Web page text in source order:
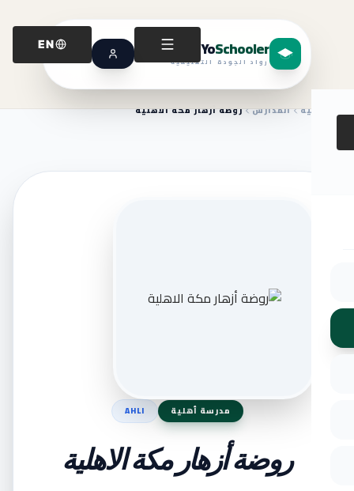
YoSchooler
رواد الجودة التعليمية
EN
الرئيسية المدارس روضة أزهار مكة الاهلية
مدرسة أهلية AHLI
روضة أزهار مكة الاهلية